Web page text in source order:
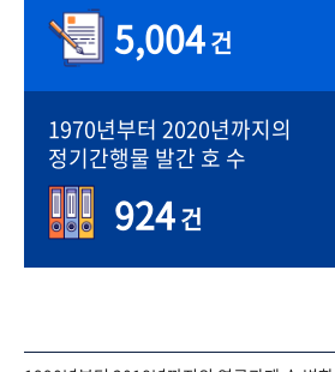
5,004건
1970년부터 2020년까지의
정기간행물 발간 호 수
924건